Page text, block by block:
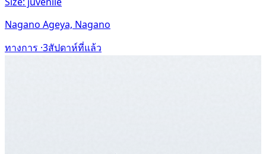
Nagano Ageya, Nagano
ทางการ ·3สัปดาห์ที่แล้ว